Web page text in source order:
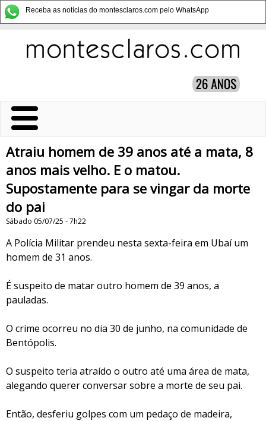
Receba as notícias do montesclaros.com pelo WhatsApp
Atraiu homem de 39 anos até a mata, 8
anos mais velho. E o matou.
Supostamente para se vingar da morte
do pai
Sábado 05/07/25 - 7h22
A Polícia Militar prendeu nesta sexta-feira em Ubaí um
homem de 31 anos.
É suspeito de matar outro homem de 39 anos, a
pauladas.
O crime ocorreu no dia 30 de junho, na comunidade de
Bentópolis.
O suspeito teria atraído o outro até uma área de mata,
alegando querer conversar sobre a morte de seu pai.
Então, desferiu golpes com um pedaço de madeira,